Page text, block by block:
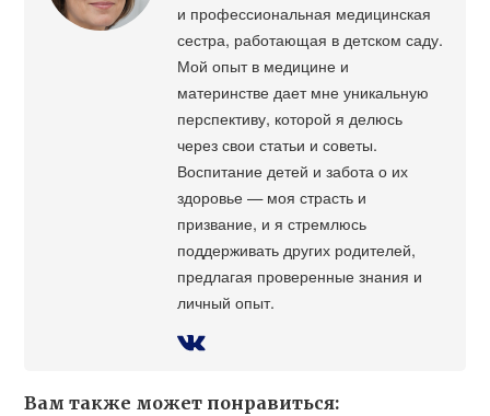
и профессиональная медицинская
сестра, работающая в детском саду.
Мой опыт в медицине и
материнстве дает мне уникальную
перспективу, которой я делюсь
через свои статьи и советы.
Воспитание детей и забота о их
здоровье — моя страсть и
призвание, и я стремлюсь
поддерживать других родителей,
предлагая проверенные знания и
личный опыт.
Вам также может понравиться: